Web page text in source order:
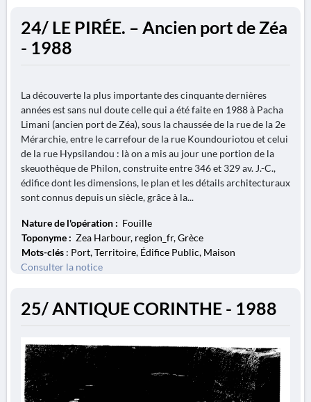
24/ LE PIRÉE. – Ancien port de Zéa
- 1988
La découverte la plus importante des cinquante dernières
années est sans nul doute celle qui a été faite en 1988 à Pacha
Limani (ancien port de Zéa), sous la chaussée de la rue de la 2e
Mérarchie, entre le carrefour de la rue Koundouriotou et celui
de la rue Hypsilandou : là on a mis au jour une portion de la
skeuothèque de Philon, construite entre 346 et 329 av. J.-C.,
édifice dont les dimensions, le plan et les détails architecturaux
sont connus depuis un siècle, grâce à la...
Nature de l'opération : Fouille
Toponyme : Zea Harbour, region_fr, Grèce
Mots-clés : Port, Territoire, Édifice Public, Maison
Consulter la notice
25/ ANTIQUE CORINTHE - 1988